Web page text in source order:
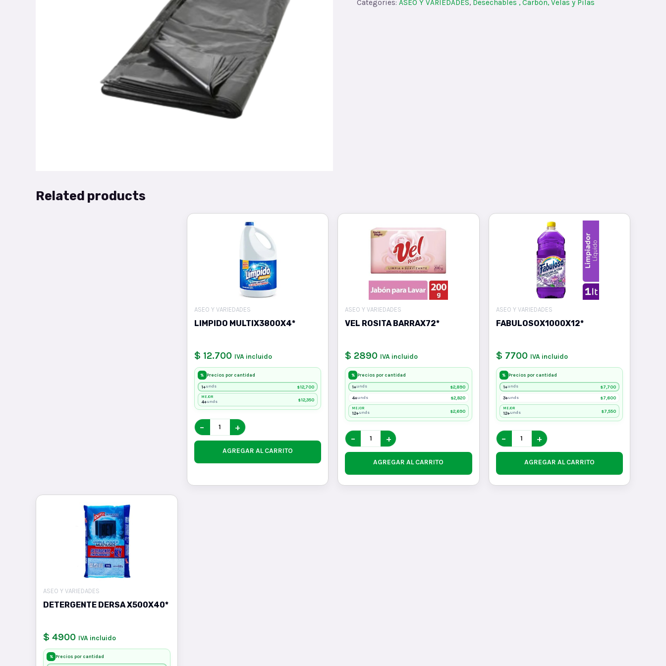
Categories: ASEO Y VARIEDADES, Desechables , Carbón, Velas y Pilas
Related products
ASEO Y VARIEDADES
LIMPIDO MULTIX3800X4*
$ 12.700 IVA incluido
% Precios por cantidad
1+unds $12,700
MEJOR
4+unds $12,350
− +
AGREGAR AL CARRITO
ASEO Y VARIEDADES
VEL ROSITA BARRAX72*
$ 2890 IVA incluido
% Precios por cantidad
1+unds $2,890
4+unds $2,820
MEJOR
12+unds $2,690
− +
AGREGAR AL CARRITO
ASEO Y VARIEDADES
FABULOSOX1000X12*
$ 7700 IVA incluido
% Precios por cantidad
1+unds $7,700
3+unds $7,600
MEJOR
12+unds $7,550
− +
AGREGAR AL CARRITO
ASEO Y VARIEDADES
DETERGENTE DERSA X500X40*
$ 4900 IVA incluido
% Precios por cantidad